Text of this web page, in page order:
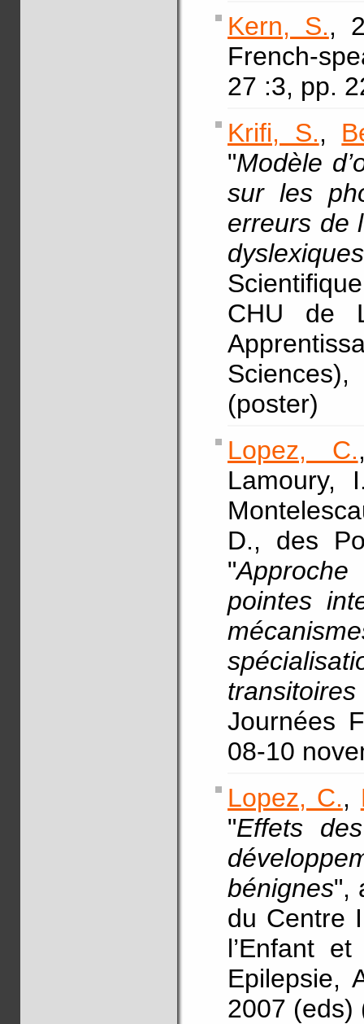
Kern, S.,
French-
27 :3, pp.
Krifi, S.,
"Modèle
sur les
erreurs de
dyslexiques
CHU de
(poster)
Lopez, C.
Lamoury,
D., des
"
pointes
Journées
08-10
Lopez, C.,
"Effets
bénignes",
du Centre
l’Enfant
Epilepsie,
2007 (eds)